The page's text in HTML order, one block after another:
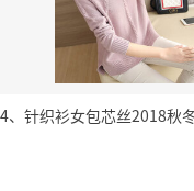
4、针织衫女包芯丝️2018秋